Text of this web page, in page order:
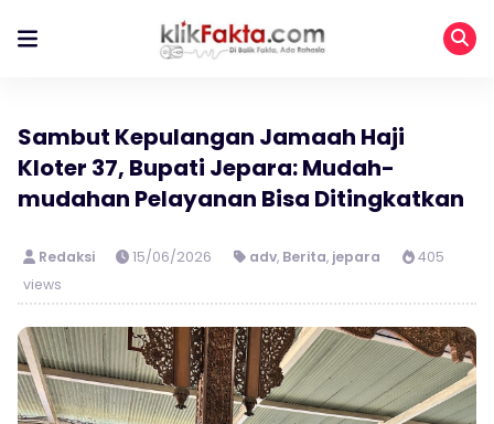
Sambut Kepulangan Jamaah Haji
Kloter 37, Bupati Jepara: Mudah-
mudahan Pelayanan Bisa Ditingkatkan
Redaksi 15/06/2026 adv, Berita, jepara
405
views